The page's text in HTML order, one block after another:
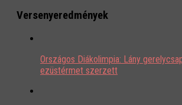
Versenyeredmények
Országos Diákolimpia: Lány
ezüstérmet szerzett